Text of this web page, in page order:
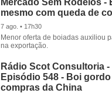
mesmo com queda de
7 ago. • 17h30
Menor oferta de boiadas auxiliou
na exportação.
Rádio Scot Consultoria
Episódio 548 - Boi
compras da China